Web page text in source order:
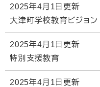
2025年4月1日更新
大津町学校教育ビジョン
2025年4月1日更新
特別支援教育
2025年4月1日更新